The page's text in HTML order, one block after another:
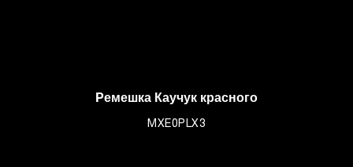
Pемешка Каучук красного
MXE0PLX3